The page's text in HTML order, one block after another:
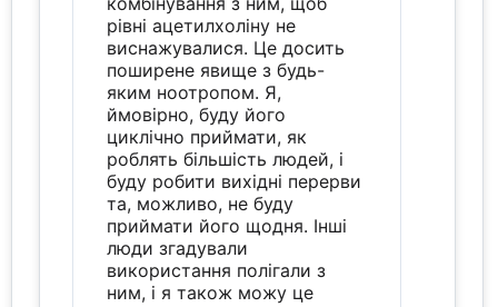
рівні ацетилхоліну не
виснажувалися. Це досить
поширене явище з будь-
яким ноотропом. Я,
ймовірно, буду його
циклічно приймати, як
роблять більшість людей, і
буду робити вихідні перерви
та, можливо, не буду
приймати його щодня. Інші
люди згадували
використання полігали з
ним, і я також можу це